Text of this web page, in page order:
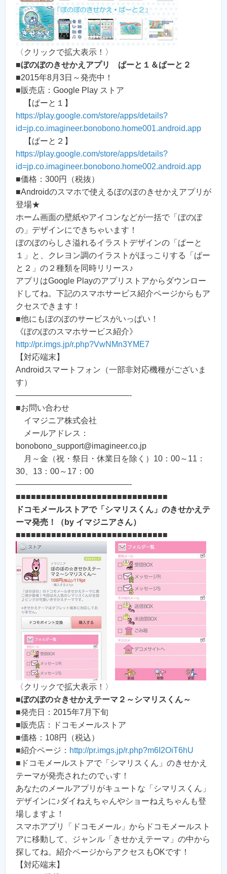
〈クリックで拡大表示！〉
■ぼのぼのきせかえアプリ ぱーと１＆ぱーと２
■2015年8月3日～発売中！
■販売店：Google Play ストア
【ぱーと１】
https://play.google.com/store/apps/details?
id=jp.co.imagineer.bonobono.home001.android.app
【ぱーと２】
https://play.google.com/store/apps/details?
id=jp.co.imagineer.bonobono.home002.android.app
■価格：300円（税抜）
■Androidのスマホで使えるぼのぼのきせかえアプリが
登場★
ホーム画面の壁紙やアイコンなどが一括で「ぼのぼ
の」デザインにできちゃいます！
ぼのぼのらしさ溢れるイラストデザインの「ぱーと
１」と、クレヨン調のイラストがほっこりする「ぱー
と２」の２種類を同時リリース♪
アプリはGoogle Playのアプリストアからダウンロー
ドしてね。下記のスマホサービス紹介ページからもア
クセスできます！
■他にもぼのぼのサービスがいっぱい！
《ぼのぼのスマホサービス紹介》
http://pr.imgs.jp/r.php?VwNMn3YME7
【対応端末】
Androidスマートフォン（一部非対応機種がございま
す）
——————————————-
■お問い合わせ
イマジニア株式会社
メールアドレス：
bonobono_support@imagineer.co.jp
月～金（祝・祭日・休業日を除く）10：00～11：
30、13：00～17：00
——————————————-
■■■■■■■■■■■■■■■■■■■■■■■■■■■■■■
ドコモメールストアで「シマリスくん」のきせかえテ
ーマ発売！（by イマジニアさん）
■■■■■■■■■■■■■■■■■■■■■■■■■■■■■■
〈クリックで拡大表示！〉
■ぼのぼの☆きせかえテーマ２～シマリスくん～
■発売日：2015年7月下旬
■販売店：ドコモメールストア
■価格：108円（税込）
■紹介ページ： http://pr.imgs.jp/r.php?m6I2OiT6hU
■ドコモメールストアで「シマリスくん」のきせかえ
テーマが発売されたのでぃす！
あなたのメールアプリがキュートな「シマリスくん」
デザインに♪ダイねえちゃんやショーねえちゃんも登
場しますよ！
スマホアプリ「ドコモメール」からドコモメールスト
アに移動して、ジャンル「きせかえテーマ」の中から
探してね。紹介ページからアクセスもOKです！
【対応端末】